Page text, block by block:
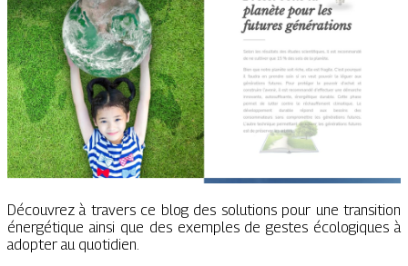
Découvrez à travers ce blog des solutions pour une transition
énergétique ainsi que des exemples de gestes écologiques à
adopter au quotidien.